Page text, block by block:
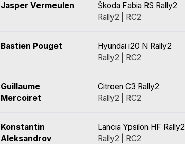
Jasper Vermeulen
Škoda Fabia RS Rally2
Rally2 | RC2
Bastien Pouget
Hyundai i20 N Rally2
Rally2 | RC2
Guillaume
Mercoiret
Citroen C3 Rally2
Rally2 | RC2
Konstantin
Aleksandrov
Lancia Ypsilon HF Rally2
Rally2 | RC2